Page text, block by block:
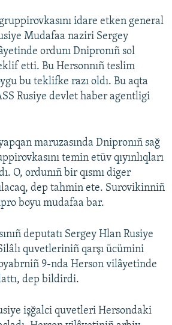
idare etken general
Mudafaa naziri Sergey
ordunı Dnipronıñ sol
etti. Bu Hersonnıñ teslim
bu teklifke razı oldı. Bu aqta
Rusiye devlet haber agentligi
maruzasında Dnipronıñ sağ
temin etüv qıyınlıqları
O, ordunıñ bir qısmı diger
dep tahmin ete. Surovikinniñ
boyu mudafaa bar.
deputatı Sergey Hlan Rusiye
quvetleriniñ qarşı ücümini
9-nda Herson vilâyetinde
dep bildirdi.
işğalci quvetleri Hersondaki